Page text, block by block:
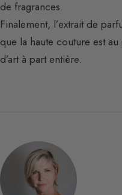
de fragrances.
Finalement, l’extrait de
que la haute couture est
d’art à part entière.